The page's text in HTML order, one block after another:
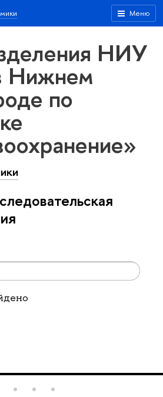
Меню
НИУ
по